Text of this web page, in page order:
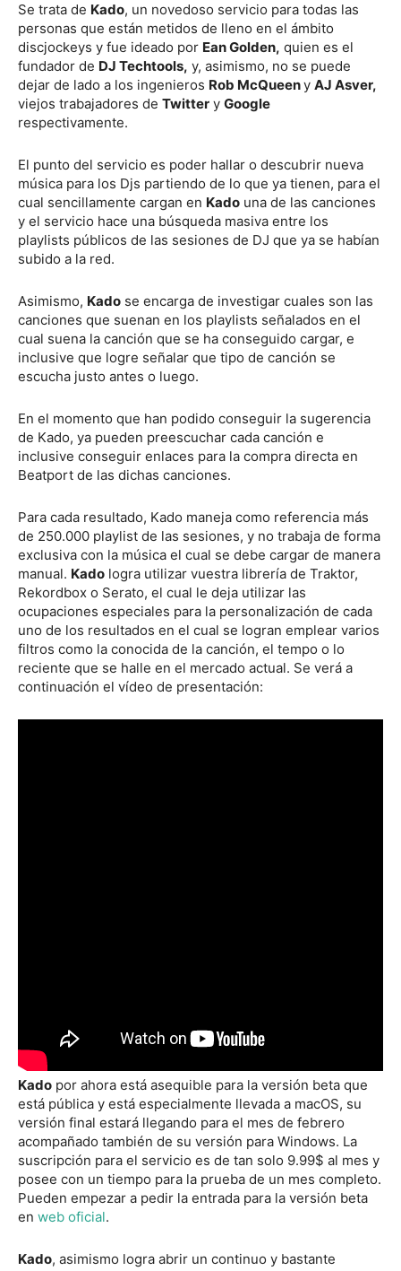
Se trata de Kado, un novedoso servicio para todas las
personas que están metidos de lleno en el ámbito
discjockeys y fue ideado por Ean Golden, quien es el
fundador de DJ Techtools, y, asimismo, no se puede
dejar de lado a los ingenieros Rob McQueeny AJ Asver,
viejos trabajadores de Twitter y Google
respectivamente.
El punto del servicio es poder hallar o descubrir nueva
música para los Djs partiendo de lo que ya tienen, para el
cual sencillamente cargan en Kado una de las canciones
y el servicio hace una búsqueda masiva entre los
playlists públicos de las sesiones de DJ que ya se habían
subido a la red.
Asimismo, Kado se encarga de investigar cuales son las
canciones que suenan en los playlists señalados en el
cual suena la canción que se ha conseguido cargar, e
inclusive que logre señalar que tipo de canción se
escucha justo antes o luego.
En el momento que han podido conseguir la sugerencia
de Kado, ya pueden preescuchar cada canción e
inclusive conseguir enlaces para la compra directa en
Beatport de las dichas canciones.
Para cada resultado, Kado maneja como referencia más
de 250.000 playlist de las sesiones, y no trabaja de forma
exclusiva con la música el cual se debe cargar de manera
manual. Kado logra utilizar vuestra librería de Traktor,
Rekordbox o Serato, el cual le deja utilizar las
ocupaciones especiales para la personalización de cada
uno de los resultados en el cual se logran emplear varios
filtros como la conocida de la canción, el tempo o lo
reciente que se halle en el mercado actual. Se verá a
continuación el vídeo de presentación:
Kado por ahora está asequible para la versión beta que
está pública y está especialmente llevada a macOS, su
versión final estará llegando para el mes de febrero
acompañado también de su versión para Windows. La
suscripción para el servicio es de tan solo 9.99$ al mes y
posee con un tiempo para la prueba de un mes completo.
Pueden empezar a pedir la entrada para la versión beta
en web oficial.
Kado, asimismo logra abrir un continuo y bastante